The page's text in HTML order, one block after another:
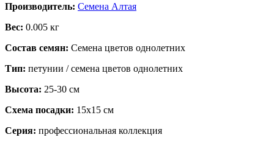
Производитель: Семена Алтая
Вес: 0.005 кг
Состав семян: Семена цветов однолетних
Тип: петунии / семена цветов однолетних
Высота: 25-30 см
Схема посадки: 15х15 см
Серия: профессиональная коллекция